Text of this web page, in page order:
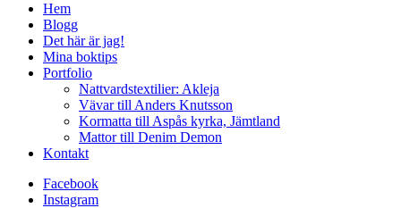
Hem
Blogg
Det här är jag!
Mina boktips
Portfolio
Nattvardstextilier: Akleja
Vävar till Anders Knutsson
Kormatta till Aspås kyrka, Jämtland
Mattor till Denim Demon
Kontakt
Facebook
Instagram